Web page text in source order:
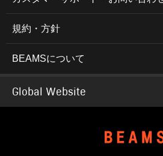
規約・方針
BEAMSについて
Global Website